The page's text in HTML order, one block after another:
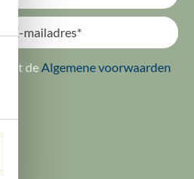
met
de Algemene voorwaarden